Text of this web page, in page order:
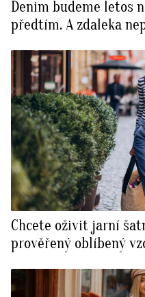
Denim budeme letos
předtím. A zdaleka
Chcete oživit jarní
prověřený oblíbený